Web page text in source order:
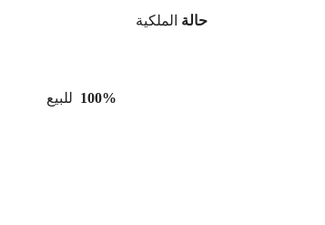
حالة الملكية
100% للبيع